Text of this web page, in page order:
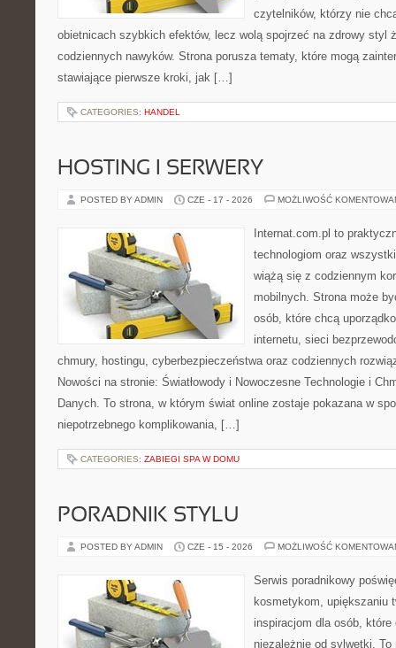
czytelników, którzy nie
obietnicach szybkich efektów, lecz wolą spojrzeć na zdrowy styl
codziennych nawyków. Strona porusza tematy, które mogą
stawiające pierwsze kroki, jak […]
CATEGORIES: HANDEL
HOSTING I SERWERY
POSTED BY ADMIN CZE - 17 - 2026 MOŻLIWOŚĆ
Internat.com.pl to
technologiom oraz
wiążą się z codziennym
mobilnych. Strona może
osób, które chcą
internetu, sieci
chmury, hostingu, cyberbezpieczeństwa oraz codziennych
Nowości na stronie: Światłowody i Nowoczesne Technologie i
Danych. To strona, w którym świat online zostaje pokazana w
niepotrzebnego komplikowania, […]
CATEGORIES: ZABIEGI SPA W DOMU
PORADNIK STYLU
POSTED BY ADMIN CZE - 15 - 2026 MOŻLIWOŚĆ
Serwis poradnikowy
kosmetykom, upiększaniu
inspiracjom dla osób,
niezależnie od sylwetki.